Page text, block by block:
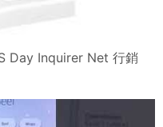
Day Inquirer Net 行銷